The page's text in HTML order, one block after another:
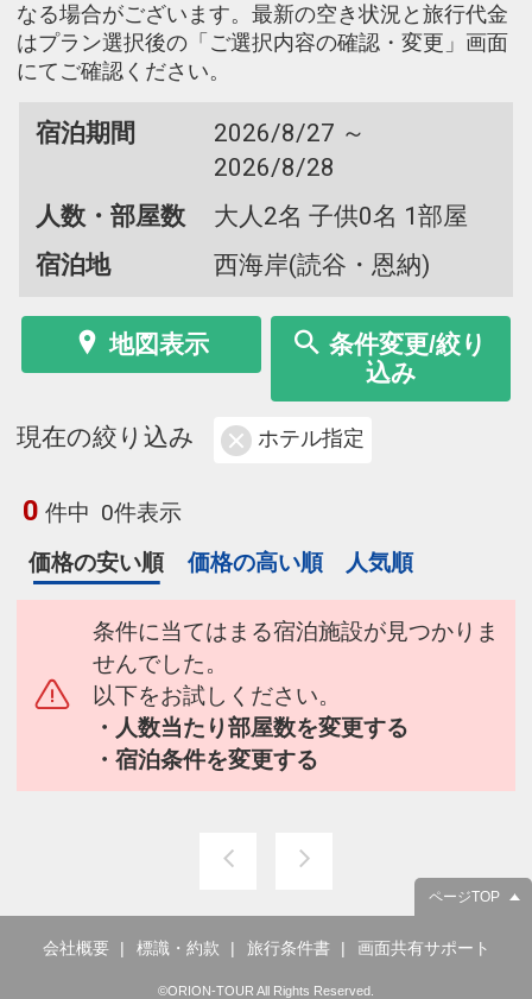
なる場合がございます。最新の空き状況と旅行代金
はプラン選択後の「ご選択内容の確認・変更」画面
にてご確認ください。
宿泊期間
2026/8/27 ～
2026/8/28
人数・部屋数
大人2名 子供0名 1部屋
宿泊地
西海岸(読谷・恩納)
地図表示
条件変更/絞り
込み
現在の絞り込み ホテル指定
0 件中 0件表示
価格の安い順
価格の高い順 人気順
条件に当てはまる宿泊施設が見つかりま
せんでした。
以下をお試しください。
・人数当たり部屋数を変更する
・宿泊条件を変更する
ページTOP
会社概要 標識・約款 旅行条件書 画面共有サポート
©ORION-TOUR All Rights Reserved.